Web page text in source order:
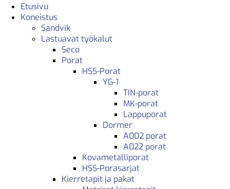
Etusivu
Koneistus
Sandvik
Lastuavat työkalut
Seco
Porat
HSS-Porat
YG-1
TIN-porat
MK-porat
Lappuporat
Dormer
A002 porat
A022 porat
Kovametalliporat
HSS-Porasarjat
Kierretapit ja pakat